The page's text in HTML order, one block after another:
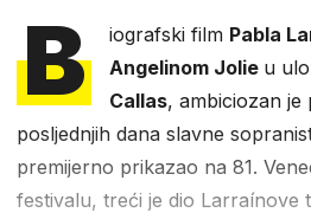
B iografski film Pabla
Angelinom Jolie u
Callas, ambiciozan
posljednjih dana slavne
premijerno prikazao na 81.
festivalu, treći je dio Larraínove